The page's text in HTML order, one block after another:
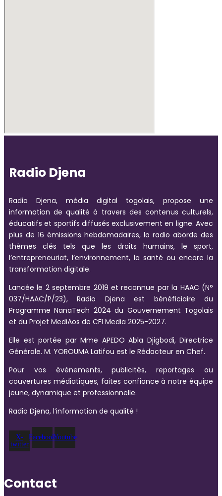
Radio Djena
Radio Djena, média digital togolais, propose une
information de qualité à travers des contenus culturels,
éducatifs et sportifs diffusés exclusivement en ligne. Avec
plus de 16 émissions hebdomadaires, la radio aborde des
thèmes clés tels que les droits humains, le sport,
l’entrepreneuriat, l’environnement, la santé ou encore la
transformation digitale.
Lancée le 2 septembre 2019 et reconnue par la HAAC (N°
037/HAAC/P/23), Radio Djena est bénéficiaire du
Programme NanaTech 2024 du Gouvernement Togolais
et du Projet MediAos de CFI Media 2025-2027.
Elle est portée par Mme APEDO Abla Djigbodi, Directrice
Générale. M. YOROUMA Latifou est le Rédacteur en Chef.
Pour vos événements, publicités, reportages ou
couvertures médiatiques, faites confiance à notre équipe
jeune, dynamique et professionnelle.
Radio Djena, l’information de qualité !
X-
twitter
FacebookYoutube
Contact